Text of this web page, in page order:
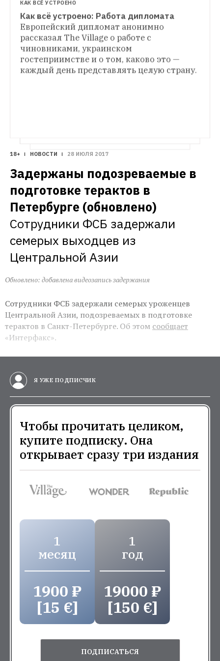
КАК ВСЁ УСТРОЕНО
Как всё устроено: Работа дипломата
Европейский дипломат анонимно
рассказал The Village о работе с
чиновниками, украинском
гостеприимстве и о том, каково это —
каждый день представлять целую страну.
18+ НОВОСТИ 28 ИЮЛЯ 2017
Задержаны подозреваемые в
подготовке терактов в
Петербурге (обновлено)
Сотрудники ФСБ задержали
семерых выходцев из
Центральной Азии
Обновлено: добавлена видеозапись задержания
Сотрудники ФСБ задержали семерых уроженцев
Центральной Азии, подозреваемых в подготовке
терактов в Санкт-Петербурге. Об этом сообщает
«Интерфакс».
Я УЖЕ ПОДПИСЧИК
Чтобы прочитать целиком,
купите подписку. Она
открывает сразу три издания
1
месяц
1900 ₽
[15 €]
1
год
19000 ₽
[150 €]
ПОДПИСАТЬСЯ